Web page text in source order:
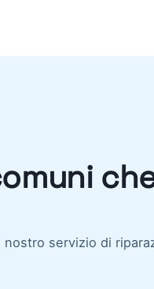
servizio di